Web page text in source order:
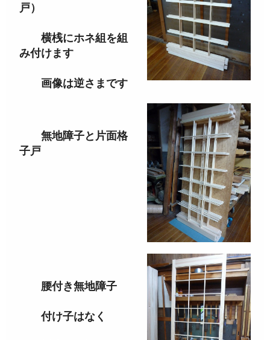
戸）
横桟にホネ組を組
み付けます
画像は逆さまです
無地障子と片面格
子戸
腰付き無地障子
付け子はなく